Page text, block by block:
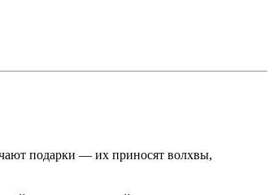
подарки — их приносят волхвы,